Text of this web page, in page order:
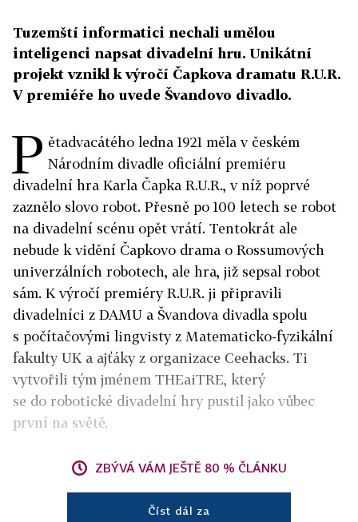
Tuzemští informatici nechali umělou
inteligenci napsat divadelní hru. Unikátní
projekt vznikl k výročí Čapkova dramatu R.U.R.
V premiéře ho uvede Švandovo divadlo.
P ětadvacátého ledna 1921 měla v českém
Národním divadle oficiální premiéru
divadelní hra Karla Čapka R.U.R., v níž poprvé
zaznělo slovo robot. Přesně po 100 letech se robot
na divadelní scénu opět vrátí. Tentokrát ale
nebude k vidění Čapkovo drama o Rossumových
univerzálních robotech, ale hra, již sepsal robot
sám. K výročí premiéry R.U.R. ji připravili
divadelníci z DAMU a Švandova divadla spolu
s počítačovými lingvisty z Matematicko-fyzikální
fakulty UK a ajťáky z organizace Ceehacks. Ti
vytvořili tým jménem THEaiTRE, který
se do robotické divadelní hry pustil jako vůbec
první na světě.
ZBÝVÁ VÁM JEŠTĚ 80 % ČLÁNKU
Číst dál za